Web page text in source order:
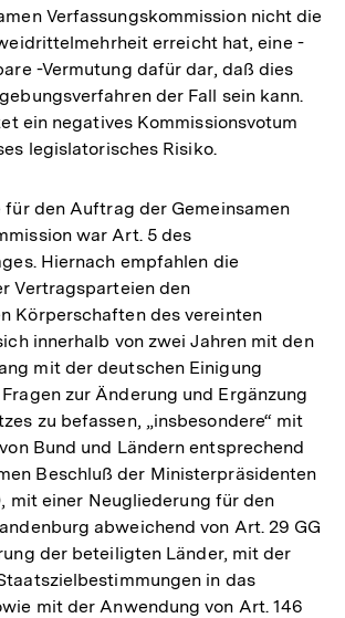
Verfassungskommission nicht die
erreicht hat, eine -
-Vermutung dafür dar, daß dies
der Fall sein kann.
ein negatives Kommissionsvotum
legislatorisches Risiko.
für den Auftrag der Gemeinsamen
war Art. 5 des
Hiernach empfahlen die
Vertragsparteien den
Körperschaften des vereinten
innerhalb von zwei Jahren mit den
mit der deutschen Einigung
zur Änderung und Ergänzung
zu befassen, „insbesondere“ mit
Bund und Ländern entsprechend
Beschluß der Ministerpräsidenten
mit einer Neugliederung für den
abweichend von Art. 29 GG
der beteiligten Länder, mit der
in das
mit der Anwendung von Art. 146